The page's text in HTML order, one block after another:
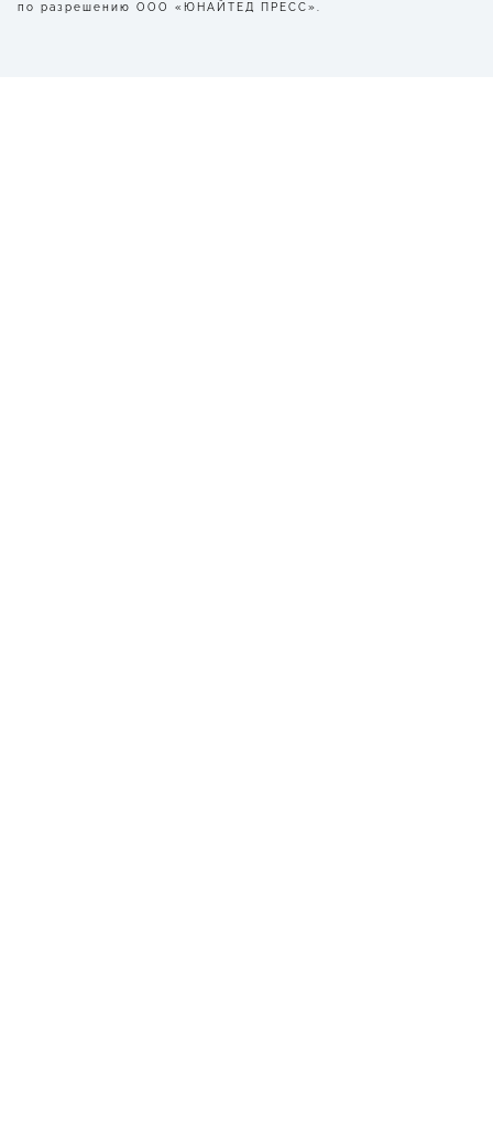
по разрешению ООО «ЮНАЙТЕД ПРЕСС».